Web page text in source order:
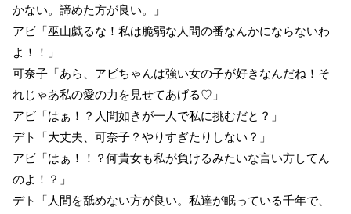
かない。諦めた方が良い。」
アビ「巫山戯るな！私は脆弱な人間の番なんかにならないわ
よ！！」
可奈子「あら、アビちゃんは強い女の子が好きなんだね！そ
れじゃあ私の愛の力を見せてあげる♡」
アビ「はぁ！？人間如きが一人で私に挑むだと？」
デト「大丈夫、可奈子？やりすぎたりしない？」
アビ「はぁ！！？何貴女も私が負けるみたいな言い方してん
のよ！？」
デト「人間を舐めない方が良い。私達が眠っている千年で、